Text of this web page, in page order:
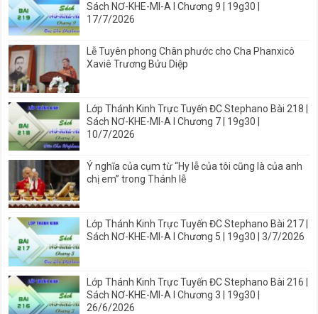
Sách NƠ-KHE-MI-A I Chương 9 | 19g30 |
17/7/2026
Lễ Tuyên phong Chân phước cho Cha Phanxicô
Xaviê Trương Bửu Diệp
Lớp Thánh Kinh Trực Tuyến ĐC Stephano Bài 218 |
Sách NƠ-KHE-MI-A I Chương 7 | 19g30 |
10/7/2026
Ý nghĩa của cụm từ “Hy lễ của tôi cũng là của anh
chị em” trong Thánh lễ
Lớp Thánh Kinh Trực Tuyến ĐC Stephano Bài 217 |
Sách NƠ-KHE-MI-A I Chương 5 | 19g30 | 3/7/2026
Lớp Thánh Kinh Trực Tuyến ĐC Stephano Bài 216 |
Sách NƠ-KHE-MI-A I Chương 3 | 19g30 |
26/6/2026